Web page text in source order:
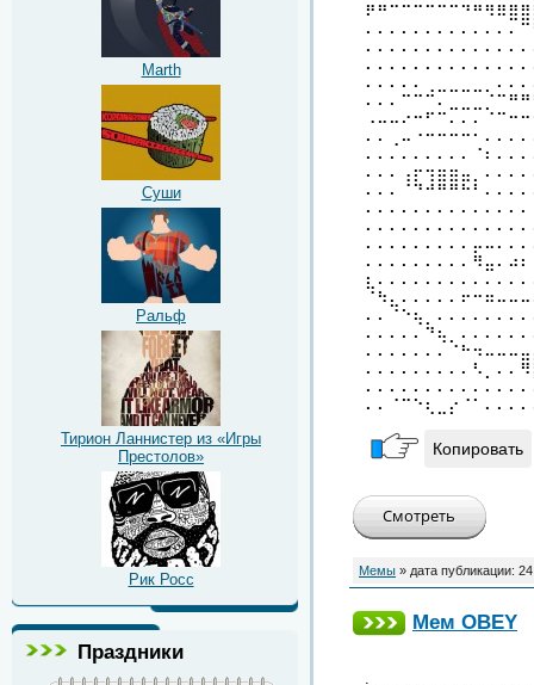
Marth
Суши
Ральф
Тирион Ланнистер из «Игры
Престолов»
Рик Росс
Праздники
Копировать
Мемы » дата публикации:
Мем OBEY